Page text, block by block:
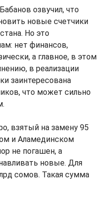
озвучил, что
новые счетчики
Но это
нет финансов,
а главное, в этом
в реализации
заинтересована
что может сильно
взятый на замену 95
и Аламединском
не погашен, а
новые. Для
сомов. Такая сумма